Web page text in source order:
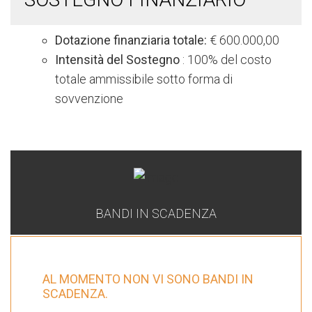
Dotazione finanziaria totale: € 600.000,00
Intensità del Sostegno : 100% del costo
totale ammissibile sotto forma di
sovvenzione
BANDI IN SCADENZA
AL MOMENTO NON VI SONO BANDI IN
SCADENZA.